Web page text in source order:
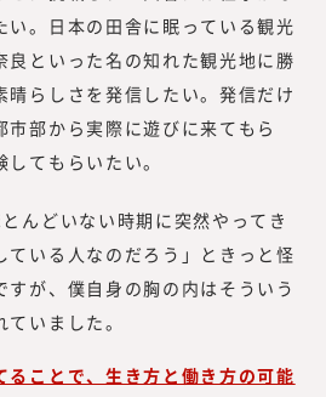
い。日本の田舎に眠っている観光
良といった名の知れた観光地に勝
晴らしさを発信したい。発信だけ
市部から実際に遊びに来てもら
てもらいたい。
んどいない時期に突然やってき
ている人なのだろう」ときっと怪
すが、僕自身の胸の内はそういう
いました。
ることで、生き方と働き方の可能